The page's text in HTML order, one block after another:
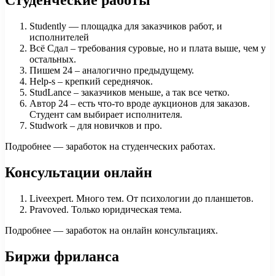
Studently — площадка для заказчиков работ, и
исполнителей
Всё Сдал – требования суровые, но и плата выше, чем у
остальных.
Пишем 24 – аналогично предыдущему.
Help-s – крепкий середнячок.
StudLance – заказчиков меньше, а так все четко.
Автор 24 – есть что-то вроде аукционов для заказов.
Студент сам выбирает исполнителя.
Studwork – для новичков и про.
Подробнее — заработок на студенческих работах.
Консультации онлайн
Liveexpert. Много тем. От психологии до планшетов.
Pravoved. Только юридическая тема.
Подробнее — заработок на онлайн консультациях.
Биржи фриланса